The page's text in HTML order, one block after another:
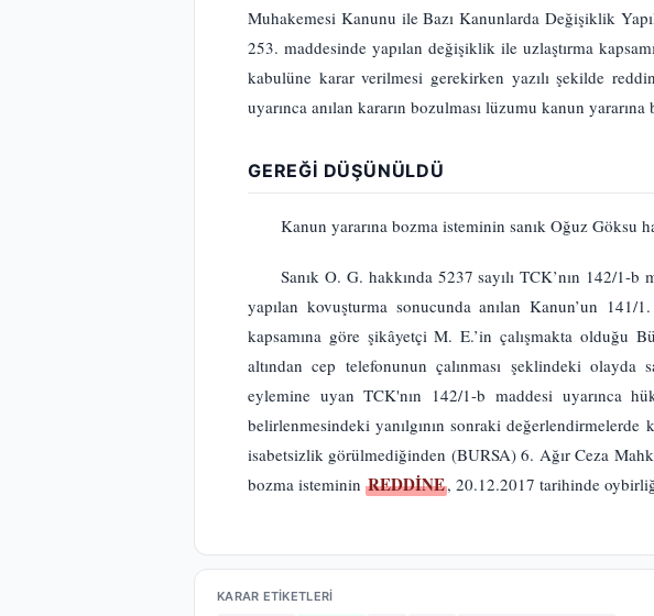
Muhakemesi Kanunu ile Bazı Kanunlarda Değişiklik
253. maddesinde yapılan değişiklik ile uzlaştırma
kabulüne karar verilmesi gerekirken yazılı şekilde
uyarınca anılan kararın bozulması lüzumu kanun
GEREĞİ DÜŞÜNÜLDÜ
Kanun yararına bozma isteminin sanık Oğuz Göksu
Sanık O. G. hakkında 5237 sayılı TCK’nın 142/1-b
yapılan kovuşturma sonucunda anılan Kanun’un 141/
kapsamına göre şikâyetçi M. E.’in çalışmakta olduğu
altından cep telefonunun çalınması şeklindeki olayda
eylemine uyan TCK'nın 142/1-b maddesi uyarınca
belirlenmesindeki yanılgının sonraki
isabetsizlik görülmediğinden (BURSA) 6. Ağır Ceza
bozma isteminin REDDİNE, 20.12.2017 tarihinde
KARAR ETIKETLERI